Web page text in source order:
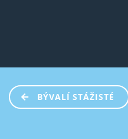
BÝVALÍ STÁŽISTÉ